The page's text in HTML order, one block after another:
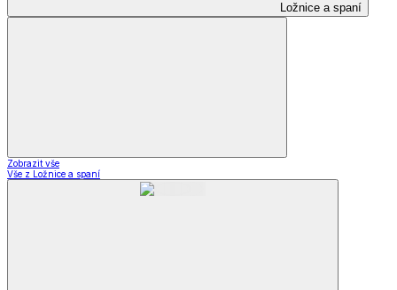
Ložnice a spaní
Zobrazit vše
Vše z Ložnice a spaní